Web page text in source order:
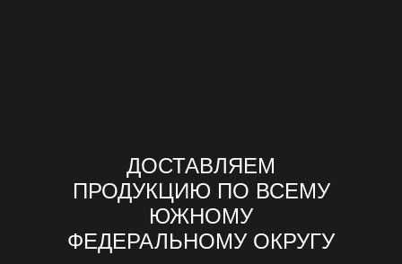
ДОСТАВЛЯЕМ
ПРОДУКЦИЮ ПО ВСЕМУ
ЮЖНОМУ
ФЕДЕРАЛЬНОМУ ОКРУГУ